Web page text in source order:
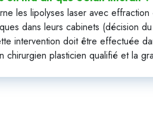
les lipolyses laser avec
dans leurs cabinets (décision
intervention doit être effectuée
chirurgien plasticien qualifié et la